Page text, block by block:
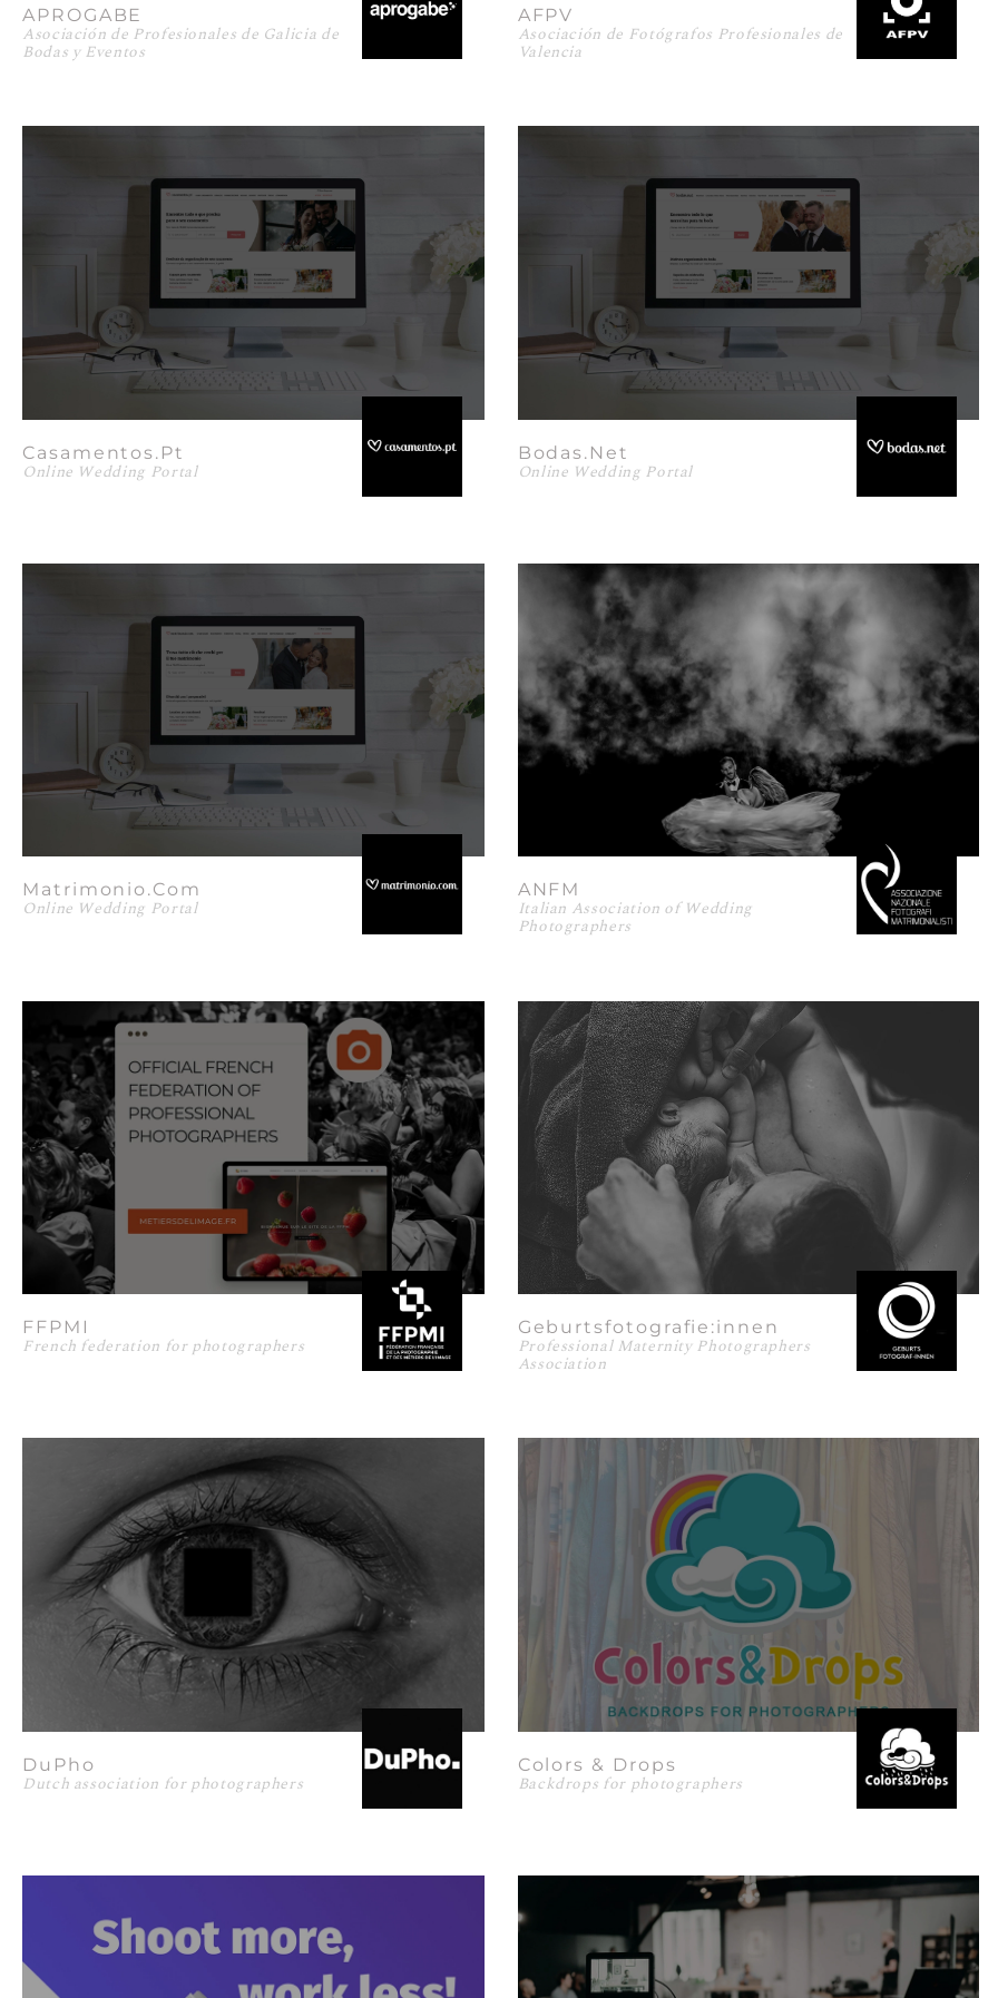
APROGABE
Asociación de Profesionales de Galicia de
Bodas y Eventos
AFPV
Asociación de Fotógrafos Profesionales de
Valencia
Casamentos.pt
Online Wedding Portal
Bodas.net
Online Wedding Portal
Matrimonio.com
Online Wedding Portal
ANFM
Italian Association of Wedding
Photographers
FFPMI
French federation for photographers
Geburtsfotografie:innen
Professional Maternity Photographers
Association
DuPho
Dutch association for photographers
Colors & Drops
Backdrops for photographers